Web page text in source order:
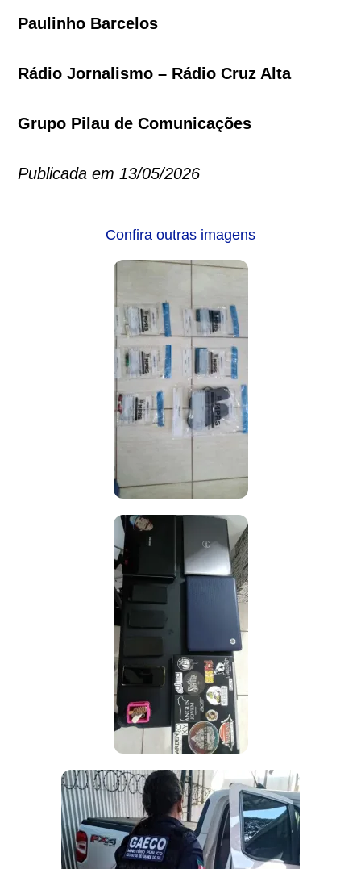
Paulinho Barcelos
Rádio Jornalismo – Rádio Cruz Alta
Grupo Pilau de Comunicações
Publicada em 13/05/2026
Confira outras imagens